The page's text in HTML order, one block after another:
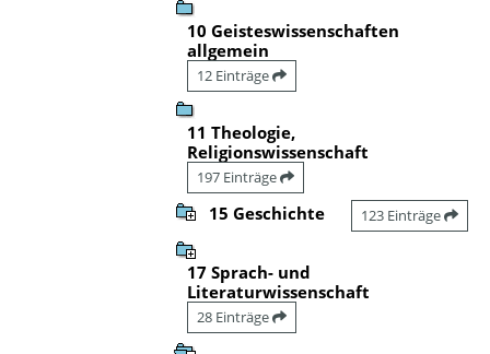
10 Geisteswissenschaften
allgemein
12 Einträge
11 Theologie,
Religionswissenschaft
197 Einträge
15 Geschichte 123 Einträge
17 Sprach- und
Literaturwissenschaft
28 Einträge